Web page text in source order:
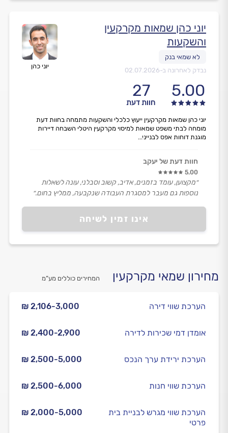
יוני כהן
יוני כהן שמאות מקרקעין
והשקעות
נבדק לאחרונה ב-02.07.2026
5.00
27
חוות דעת
אינו זמין לשיחה
יוני כהן שמאות מקרקעין ייעוץ כלכלי והשקעות מתמחה בחוות דעת
מומחה לבתי משפט שמאות למיסוי מקרקעין היטלי השבחה דיירות
מוגנת דוחות אפס לבנייני...
חוות דעת של יעקב
5.00
״מקצוען, עומד בזמנים, אדיב, קשוב וסבלני, עונה לשאלות
נוספות גם מעבר למסגרת העבודה שנקבעה, ממליץ בחום.״
מחירון שמאי מקרקעין המחירים כוללים מע”מ
₪ 2,106-3,000 הערכת שווי דירה
₪ 2,400-2,900 אומדן דמי שכירות לדירה
₪ 2,500-5,000 הערכת ירידת ערך הנכס
₪ 2,500-6,000 הערכת שווי חנות
₪ 2,000-5,000
הערכת שווי מגרש לבניית בית
פרטי